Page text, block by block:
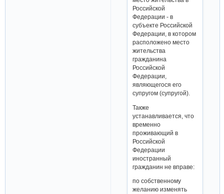
Российской
Федерации - в
субъекте Российской
Федерации, в котором
расположено место
жительства
гражданина
Российской
Федерации,
являющегося его
супругом (супругой).
Также
устанавливается, что
временно
проживающий в
Российской
Федерации
иностранный
гражданин не вправе:
по собственному
желанию изменять